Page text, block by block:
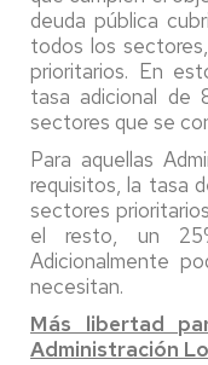
deuda pública
todos los
prioritarios. En
tasa adicional de
sectores que se
Para aquellas
requisitos, la tasa
sectores
el resto, un
Adicionalmente
necesitan.
Más libertad
Administración